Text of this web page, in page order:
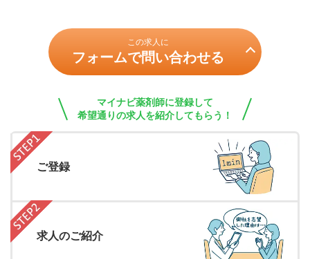
この求人に
フォームで問い合わせる
マイナビ薬剤師に登録して
希望通りの求人を紹介してもらう！
ご登録
求人のご紹介